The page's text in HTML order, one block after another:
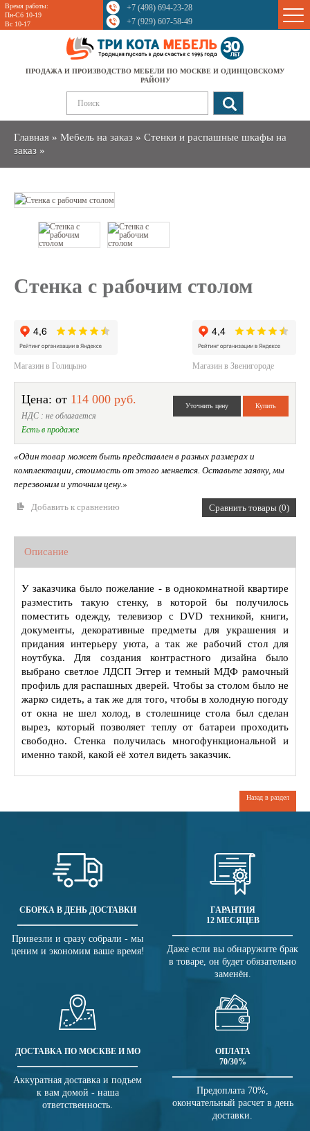
Время работы:
Пн-Сб 10-19
Вс 10-17
+7 (498) 694-23-28
+7 (929) 607-58-49
ПРОДАЖА И ПРОИЗВОДСТВО МЕБЕЛИ ПО МОСКВЕ И ОДИНЦОВСКОМУ
РАЙОНУ
Главная » Мебель на заказ » Стенки и распашные шкафы на
заказ »
Sale
Стенка с рабочим столом
Магазин в Голицыно Магазин в Звенигороде
Цена: от 114 000 руб.
НДС : не облагается
Есть в продаже
«Один товар может быть представлен в разных размерах и
комплектации, стоимость от этого меняется. Оставьте заявку, мы
перезвоним и уточним цену.»
Добавить к сравнению Сравнить товары (0)
Описание
У заказчика было пожелание - в однокомнатной квартире
разместить такую стенку, в которой бы получилось
поместить одежду, телевизор с DVD техникой, книги,
документы, декоративные предметы для украшения и
придания интерьеру уюта, а так же рабочий стол для
ноутбука. Для создания контрастного дизайна было
выбрано светлое ЛДСП Эггер и темный МДФ рамочный
профиль для распашных дверей. Чтобы за столом было не
жарко сидеть, а так же для того, чтобы в холодную погоду
от окна не шел холод, в столешнице стола был сделан
вырез, который позволяет теплу от батареи проходить
свободно. Стенка получилась многофункциональной и
именно такой, какой её хотел видеть заказчик.
Назад в раздел
СБОРКА В ДЕНЬ ДОСТАВКИ
Привезли и сразу собрали - мы
ценим и экономим ваше время!
ГАРАНТИЯ
12 МЕСЯЦЕВ
Даже если вы обнаружите брак
в товаре, он будет обязательно
заменён.
ДОСТАВКА ПО МОСКВЕ И МО
Аккуратная доставка и подъем
к вам домой - наша
ответственность.
ОПЛАТА
70/30%
Предоплата 70%,
окончательный расчет в день
доставки.